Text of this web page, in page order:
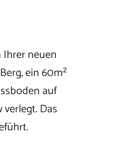
Ihrer neuen
ein 60m²
auf
Das